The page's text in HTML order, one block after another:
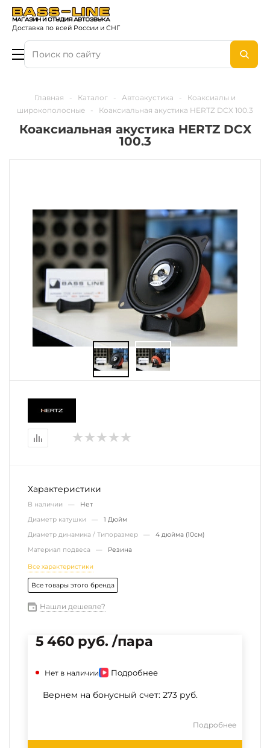
Доставка по всей России и СНГ
Главная - Каталог - Автоакустика -
Коаксиалы и
широкополосные
- Коаксиальная акустика HERTZ DCX 100.3
Коаксиальная акустика HERTZ DCX
100.3
Характеристики
В наличии — Нет
Диаметр катушки — 1 Дюйм
Диаметр динамика / Типоразмер — 4 дюйма (10см)
Материал подвеса — Резина
Все характеристики
Все товары этого бренда
Нашли дешевле?
5 460 руб. /пара
Нет в наличии Подробнее
Вернем на бонусный счет: 273 руб.
Подробнее